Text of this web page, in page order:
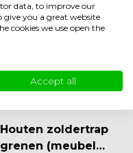
Houten zoldertrap
grenen (meubelm
data, to improve our
give you a great website
cookies we use open the
Accept all